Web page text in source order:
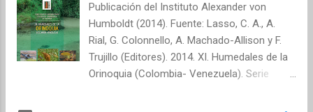
Publicación del Instituto Alexander von
Humboldt (2014). Fuente: Lasso, C. A., A.
Rial, G. Colonnello, A. Machado-Allison y F.
Trujillo (Editores). 2014. XI. Humedales de la
Orinoquia (Colombia- Venezuela). Serie